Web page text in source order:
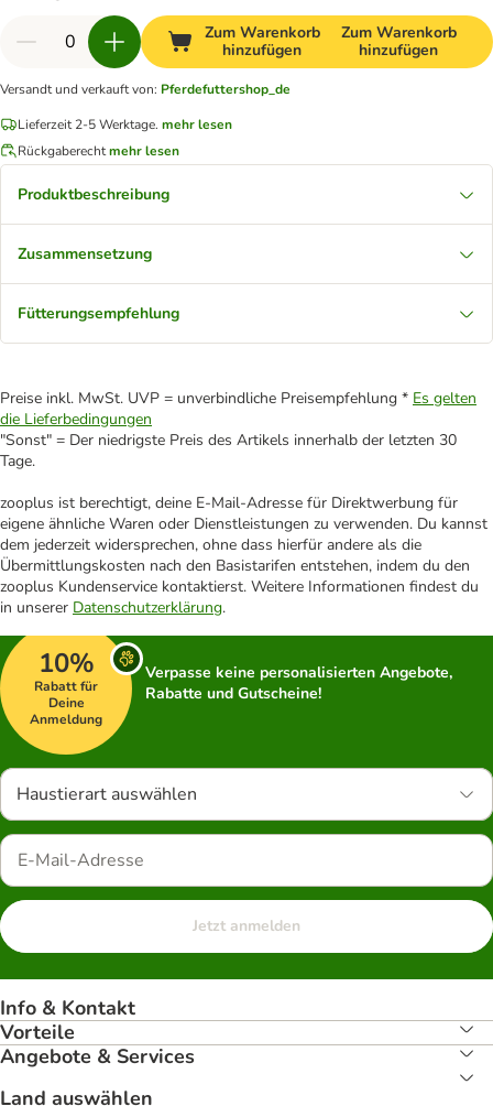
Zum Warenkorb
hinzufügen
Zum Warenkorb
hinzufügen
Versandt und verkauft von: Pferdefuttershop_de
Lieferzeit 2-5 Werktage. mehr lesen
Rückgaberechtmehr lesen
Produktbeschreibung
Zusammensetzung
Fütterungsempfehlung
Preise inkl. MwSt. UVP = unverbindliche Preisempfehlung * Es gelten
die Lieferbedingungen
"Sonst" = Der niedrigste Preis des Artikels innerhalb der letzten 30
Tage.
zooplus ist berechtigt, deine E-Mail-Adresse für Direktwerbung für
eigene ähnliche Waren oder Dienstleistungen zu verwenden. Du kannst
dem jederzeit widersprechen, ohne dass hierfür andere als die
Übermittlungskosten nach den Basistarifen entstehen, indem du den
zooplus Kundenservice kontaktierst. Weitere Informationen findest du
in unserer Datenschutzerklärung.
10%
Rabatt für
Deine
Anmeldung
Verpasse keine personalisierten Angebote,
Rabatte und Gutscheine!
Haustierart auswählen
Jetzt anmelden
Info & Kontakt
Vorteile
Angebote & Services
Land auswählen